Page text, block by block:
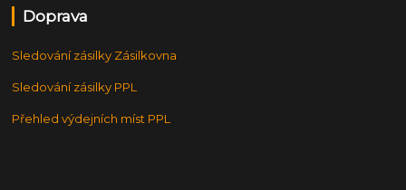
Doprava
Sledování zásilky Zásilkovna
Sledování zásilky PPL
Přehled výdejních míst PPL